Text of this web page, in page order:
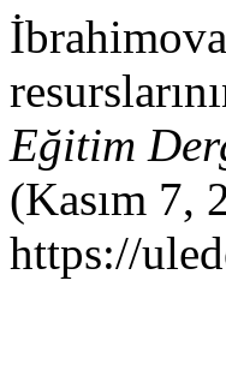
Eğitim
(Kasım 7,
https://